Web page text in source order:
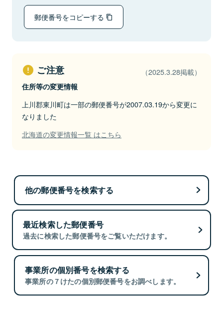
郵便番号をコピーする
ご注意 （2025.3.28掲載）
住所等の変更情報
上川郡東川町は一部の郵便番号が2007.03.19から変更に
なりました
北海道の変更情報一覧 はこちら
他の郵便番号を検索する
最近検索した郵便番号
過去に検索した郵便番号をご覧いただけます。
事業所の個別番号を検索する
事業所の７けたの個別郵便番号をお調べします。